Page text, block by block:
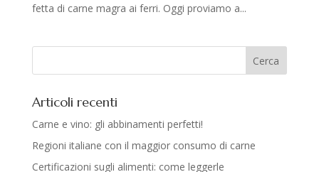
fetta di carne magra ai ferri. Oggi proviamo a...
Articoli recenti
Carne e vino: gli abbinamenti perfetti!
Regioni italiane con il maggior consumo di carne
Certificazioni sugli alimenti: come leggerle